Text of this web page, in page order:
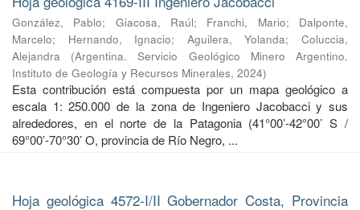
González, Pablo; Giacosa, Raúl; Franchi, Mario; Dalponte,
Marcelo; Hernando, Ignacio; Aguilera, Yolanda;Coluccia,
Alejandra
(Argentina. Servicio Geológico Minero Argentino.
Instituto de Geología y Recursos Minerales, 2024)
Esta contribución está compuesta por un mapa geológico a
escala 1: 250.000 de la zona de Ingeniero Jacobacci y sus
alrededores, en el norte de la Patagonia (41°00’-42°00’ S /
69°00’-70°30’ O, provincia de Río Negro, ...
Hoja geológica 4572-I/II Gobernador Costa, Provincia